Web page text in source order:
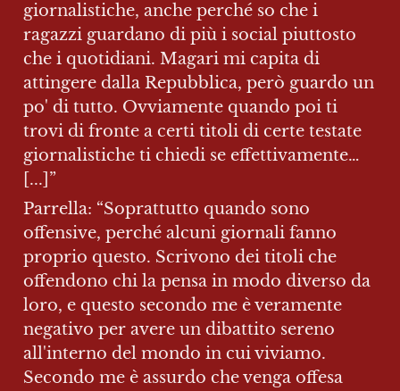
giornalistiche, anche perché so che i
ragazzi guardano di più i social piuttosto
che i quotidiani. Magari mi capita di
attingere dalla Repubblica, però guardo un
po' di tutto. Ovviamente quando poi ti
trovi di fronte a certi titoli di certe testate
giornalistiche ti chiedi se effettivamente…
[...]”
Parrella: “Soprattutto quando sono
offensive, perché alcuni giornali fanno
proprio questo. Scrivono dei titoli che
offendono chi la pensa in modo diverso da
loro, e questo secondo me è veramente
negativo per avere un dibattito sereno
all'interno del mondo in cui viviamo.
Secondo me è assurdo che venga offesa